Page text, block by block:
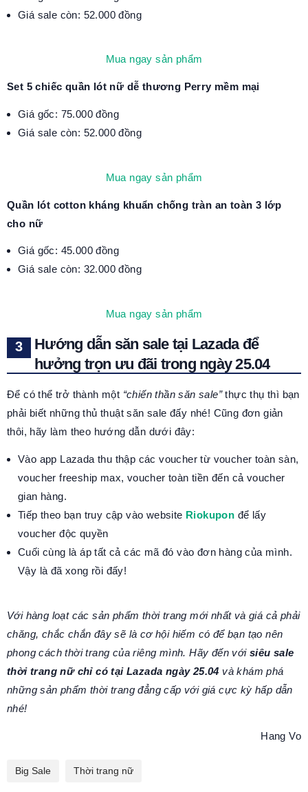
Giá sale còn: 52.000 đồng
Mua ngay sản phẩm
Set 5 chiếc quần lót nữ dễ thương Perry mềm mại
Giá gốc: 75.000 đồng
Giá sale còn: 52.000 đồng
Mua ngay sản phẩm
Quần lót cotton kháng khuẩn chống tràn an toàn 3 lớp
cho nữ
Giá gốc: 45.000 đồng
Giá sale còn: 32.000 đồng
Mua ngay sản phẩm
Hướng dẫn săn sale tại Lazada để
hưởng trọn ưu đãi trong ngày 25.04
Để có thể trở thành một “chiến thần săn sale”thực thụ thì bạn
phải biết những thủ thuật săn sale đấy nhé! Cũng đơn giản
thôi, hãy làm theo hướng dẫn dưới đây:
Vào app Lazada thu thập các voucher từ voucher toàn sàn,
voucher freeship max, voucher toàn tiền đến cả voucher
gian hàng.
Tiếp theo bạn truy cập vào website Riokupon để lấy
voucher độc quyền
Cuối cùng là áp tất cả các mã đó vào đơn hàng của mình.
Vậy là đã xong rồi đấy!
Với hàng loạt các sản phẩm thời trang mới nhất và giá cả phải
chăng, chắc chắn đây sẽ là cơ hội hiếm có để bạn tạo nên
phong cách thời trang của riêng mình. Hãy đến với siêu sale
thời trang nữ chỉ có tại Lazada ngày 25.04 và khám phá
những sản phẩm thời trang đẳng cấp với giá cực kỳ hấp dẫn
nhé!
Hang Vo
Big Sale Thời trang nữ